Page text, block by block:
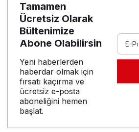
Tamamen
Ücretsiz Olarak
Bültenimize
Abone Olabilirsin
Yeni haberlerden
haberdar olmak için
fırsatı kaçırma ve
ücretsiz e-posta
aboneliğini hemen
başlat.